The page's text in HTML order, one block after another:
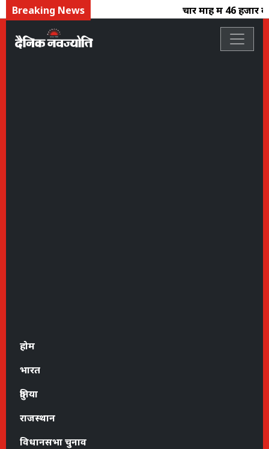
Breaking News चार माह में 46 हजार
होम
भारत
दुनिया
राजस्थान
विधानसभा चुनाव